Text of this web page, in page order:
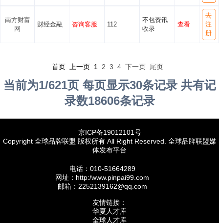
南方财富
网
财经金融 咨询客服 112
不包资讯
收录
查看
去
注
册
首页 上一页 1 2 3 4 下一页 尾页
当前为1/621页 每页显示30条记录 共有记
录数18606条记录
京ICP备19012101号
Copyright 全球品牌联盟 版权所有 All Right Reserved. 全球品牌联盟媒
体发布平台
电话：010-51664289
网址：http:/www.pinpai99.com
邮箱：2252139162@qq.com
友情链接：
华夏人才库
全球人才库